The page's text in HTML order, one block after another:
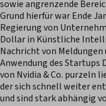
sowie angrenzende
Grund hierfür war Ende
Regierung von
Dollar in Künstliche
Nachricht von
Anwendung des Startups
von Nvidia & Co. purzeln
der sich schnell weiter
und sind stark abhängig